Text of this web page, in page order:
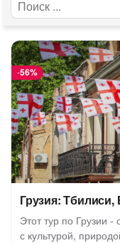
-56%
Грузия: Тбилиси,
Этот тур по Грузии -
с культурой,